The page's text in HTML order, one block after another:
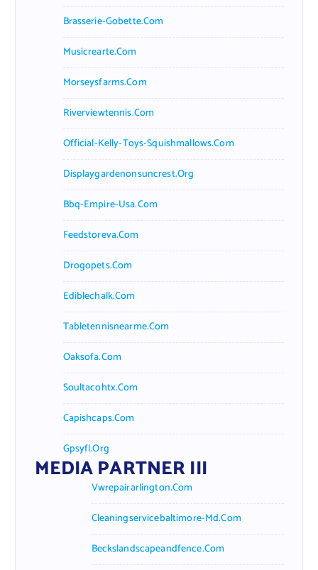
Brasserie-Gobette.com
Musicrearte.com
Morseysfarms.com
Riverviewtennis.com
Official-Kelly-Toys-Squishmallows.com
Displaygardenonsuncrest.org
Bbq-Empire-Usa.com
Feedstoreva.com
Drogopets.com
Ediblechalk.com
Tabletennisnearme.com
Oaksofa.com
Soultacohtx.com
Capishcaps.com
Gpsyfl.org
MEDIA PARTNER III
Vwrepairarlington.com
Cleaningservicebaltimore-Md.com
Beckslandscapeandfence.com